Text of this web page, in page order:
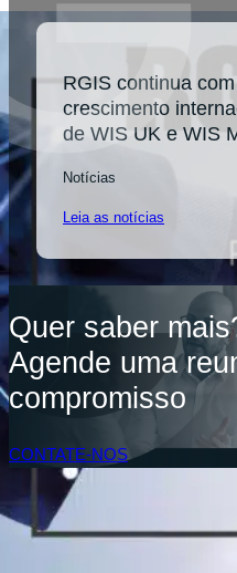
RGIS continua
crescimento
de WIS UK e WIS
Notícias
Leia as notícias
Quer saber
Agende uma
compromisso
CONTATE-NOS